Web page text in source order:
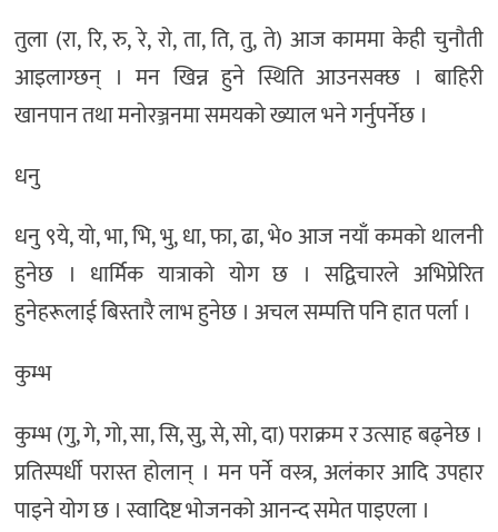
तुला (रा, रि, रु, रे, रो, ता, ति, तु, ते) आज काममा केही चुनौती
आइलाग्छन् । मन खिन्न हुने स्थिति आउनसक्छ । बाहिरी
खानपान तथा मनोरञ्जनमा समयको ख्याल भने गर्नुपर्नेछ ।
धनु
धनु ९ये, यो, भा, भि, भु, धा, फा, ढा, भे० आज नयाँ कमको थालनी
हुनेछ । धार्मिक यात्राको योग छ । सद्विचारले अभिप्रेरित
हुनेहरूलाई बिस्तारै लाभ हुनेछ । अचल सम्पत्ति पनि हात पर्ला ।
कुम्भ
कुम्भ (गु, गे, गो, सा, सि, सु, से, सो, दा) पराक्रम र उत्साह बढ्नेछ ।
प्रतिस्पर्धी परास्त होलान् । मन पर्ने वस्त्र, अलंकार आदि उपहार
पाइने योग छ । स्वादिष्ट भोजनको आनन्द समेत पाइएला ।